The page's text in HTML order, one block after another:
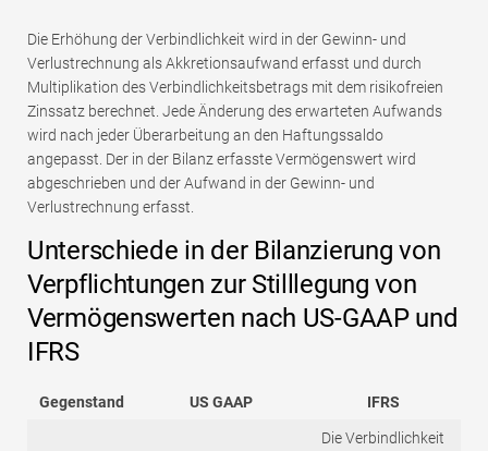
Die Erhöhung der Verbindlichkeit wird in der Gewinn- und
Verlustrechnung als Akkretionsaufwand erfasst und durch
Multiplikation des Verbindlichkeitsbetrags mit dem risikofreien
Zinssatz berechnet. Jede Änderung des erwarteten Aufwands
wird nach jeder Überarbeitung an den Haftungssaldo
angepasst. Der in der Bilanz erfasste Vermögenswert wird
abgeschrieben und der Aufwand in der Gewinn- und
Verlustrechnung erfasst.
Unterschiede in der Bilanzierung von
Verpflichtungen zur Stilllegung von
Vermögenswerten nach US-GAAP und
IFRS
Gegenstand US GAAP IFRS
Die Verbindlichkeit